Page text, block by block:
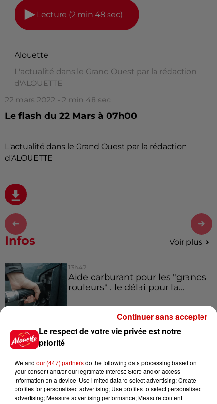
Lecture (2 min 48 sec)
Alouette
L'actualité dans le Grand Ouest par la rédaction
d'ALOUETTE
22 mars 2022 - 2 min 48 sec
Le flash du 22 Mars à 07h00
L'actualité dans le Grand Ouest par la rédaction
d'ALOUETTE
Infos Voir plus
13h42
Aide carburant pour les "grands
rouleurs" : le délai pour la...
10h54
9h45
Le respect de votre vie privée est notre
priorité
We and our (447) partnersdo the following data processing based on
your consent and/or our legitimate interest: Store and/or access
information on a device; Use limited data to select advertising; Create
profiles for personalised advertising; Use profiles to select personalised
advertising; Measure advertising performance; Measure content
Continuer sans accepter